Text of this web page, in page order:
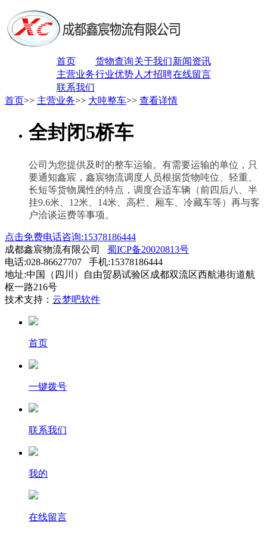
首页 货物查询关于我们新闻资讯
主营业务行业优势 人才招聘在线留言
联系我们
首页>> 主营业务>> 大吨整车>> 查看详情
全封闭5桥车
公司为您提供及时的整车运输。有需要运输的单位，只
要通知鑫宸，鑫宸物流调度人员根据货物吨位、轻重、
长短等货物属性的特点，调度合适车辆（前四后八、半
挂9.6米、12米、14米、高栏、厢车、冷藏车等）再与客
户洽谈运费等事项。
点击免费电话咨询:15378186444
成都鑫宸物流有限公司 蜀ICP备20020813号
电话:028-86627707 手机:15378186444
地址:中国（四川）自由贸易试验区成都双流区西航港街道航
枢一路216号
技术支持： 云梦吧软件
首页
一键拨号
联系我们
我的
在线留言